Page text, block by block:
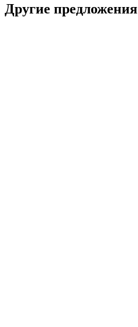
Другие предложения